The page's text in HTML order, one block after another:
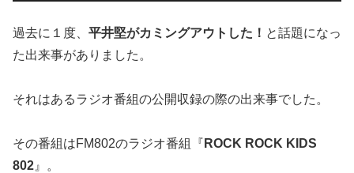
過去に１度、 平井堅がカミングアウトした！ と話題になっ
た出来事がありました。
それはあるラジオ番組の公開収録の際の出来事でした。
その番組はFM802のラジオ番組『 ROCK ROCK KIDS
802 』。